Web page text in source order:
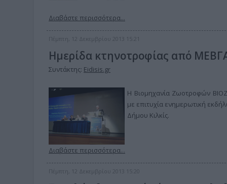
Διαβάστε περισσότερα...
Πέμπτη, 12 Δεκεμβρίου 2013 15:21
Ημερίδα κτηνοτροφίας από
Συντάκτης: Eidisis.gr
Η Βιομηχανία Ζωοτροφών
με επιτυχία ενημερωτική
Δήμου Κιλκίς.
Διαβάστε περισσότερα...
Πέμπτη, 12 Δεκεμβρίου 2013 15:20